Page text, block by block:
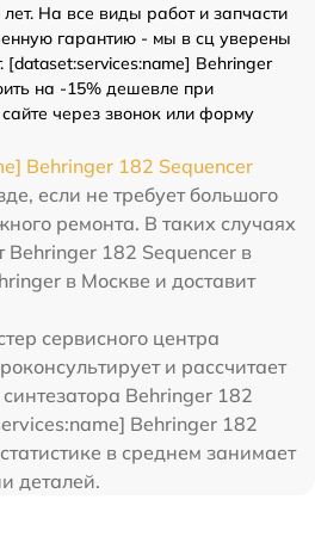
На все виды работ и запчасти
гарантию - мы в сц уверены
[dataset:services:name] Behringer
на -15% дешевле при
через звонок или форму
Behringer 182 Sequencer
если не требует большого
ремонта. В таких случаях
Behringer 182 Sequencer в
в Москве и доставит
сервисного центра
и рассчитает
Behringer 182
Behringer 182
в среднем занимает
деталей.